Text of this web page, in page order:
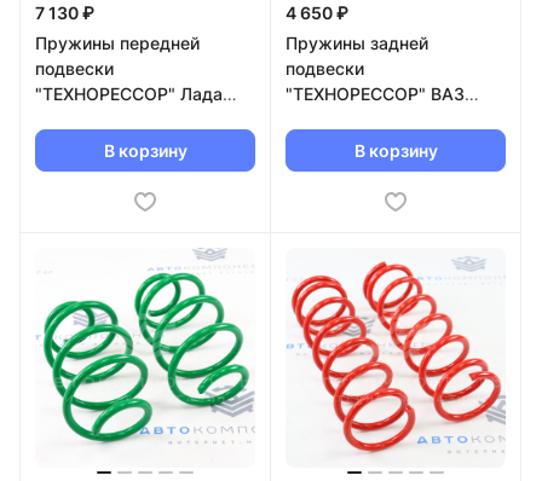
7 130 ₽
Пружины передней
подвески
"ТЕХНОРЕССОР" Лада
(оранжевые)В корзину
4 650 ₽
Пружины задней
подвески
"ТЕХНОРЕССОР" ВАЗ
(оранжевые) TRR2101-50
В корзину